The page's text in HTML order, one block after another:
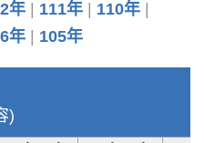
年 111年
110年
年 105年
)